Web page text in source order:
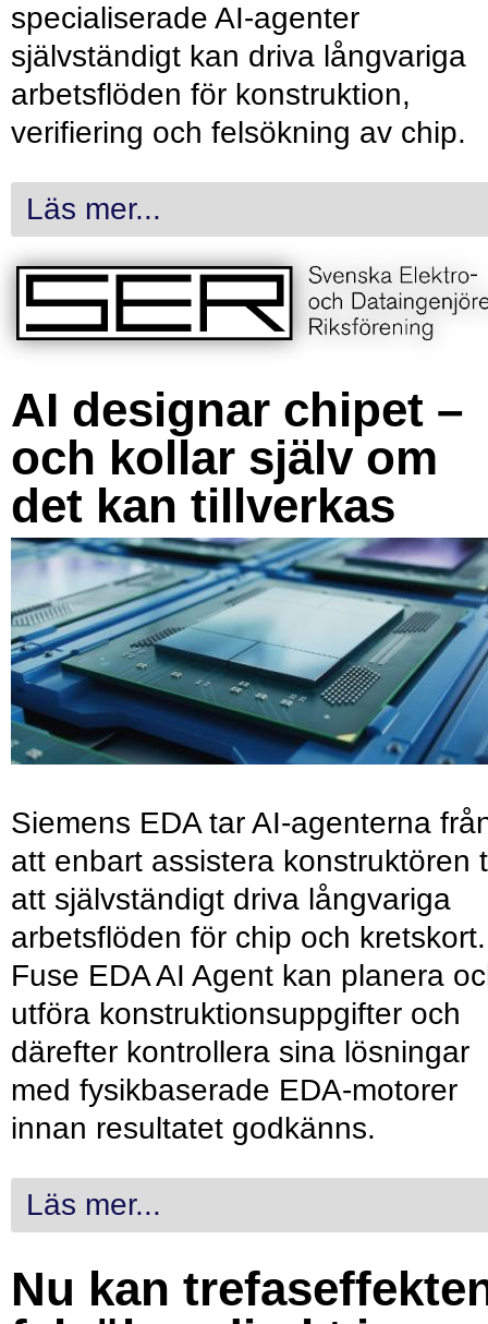
specialiserade AI-agenter
självständigt kan driva långvariga
arbetsflöden för konstruktion,
verifiering och felsökning av chip.
Läs mer...
AI designar chipet –
och kollar själv om
det kan tillverkas
Siemens EDA tar AI-agenterna
att enbart assistera konstruktören
att självständigt driva långvariga
arbetsflöden för chip och kretskort.
Fuse EDA AI Agent kan planera
utföra konstruktionsuppgifter och
därefter kontrollera sina lösningar
med fysikbaserade EDA-motorer
innan resultatet godkänns.
Läs mer...
Nu kan